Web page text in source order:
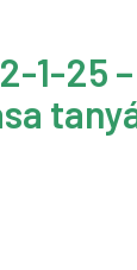
1-25